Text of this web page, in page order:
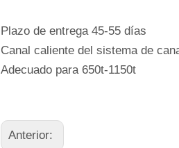
Plazo de entrega 45-55 días
Canal caliente del sistema de
Adecuado para 650t-1150t
Anterior: